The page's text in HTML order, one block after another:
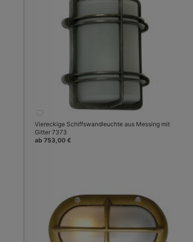
Viereckige Schiffswandleuchte aus Messing mit
Gitter 7373
ab 753,00 €